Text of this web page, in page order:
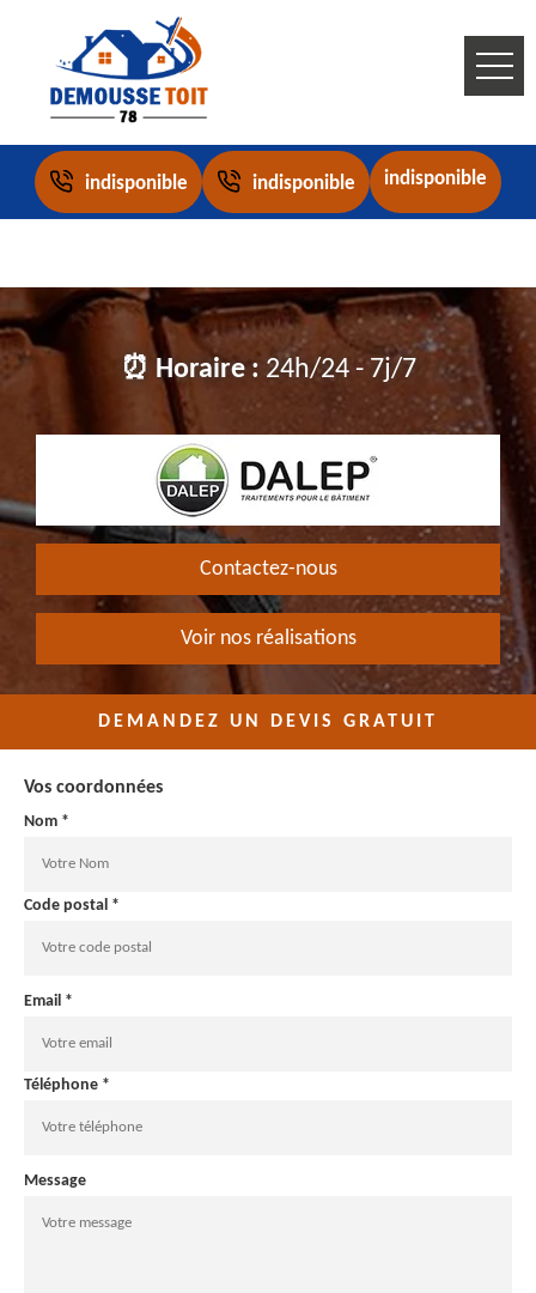
indisponible indisponible indisponible
⏰ Horaire : 24h/24 - 7j/7
Contactez-nous
Voir nos réalisations
DEMANDEZ UN DEVIS GRATUIT
Vos coordonnées
Nom *
Code postal *
Email *
Téléphone *
Message